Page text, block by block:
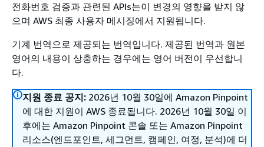
전화번호 검증과 관련된 APIs는이 변경의 영향을 받지 않
으며 AWS 최종 사용자 메시징에서 지원됩니다.
기계 번역으로 제공되는 번역입니다. 제공된 번역과 원본
영어의 내용이 상충하는 경우에는 영어 버전이 우선합니
다.
지원 종료 공지: 2026년 10월 30일에 Amazon Pinpoint
에 대한 지원이 AWS 종료됩니다. 2026년 10월 30일 이
후에는 Amazon Pinpoint 콘솔 또는 Amazon Pinpoint
리소스(엔드포인트, 세그먼트, 캠페인, 여정, 분석)에 더